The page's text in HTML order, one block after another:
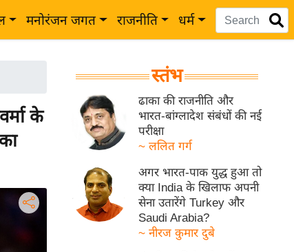
मनोरंजन जगत राजनीति धर्म
के
स्तंभ
ढाका की राजनीति और
भारत-बांग्लादेश संबंधों की नई
परीक्षा
~ ललित गर्ग
अगर भारत-पाक युद्ध हुआ तो
क्या India के खिलाफ अपनी
सेना उतारेंगे Turkey और
Saudi Arabia?
~ नीरज कुमार दुबे